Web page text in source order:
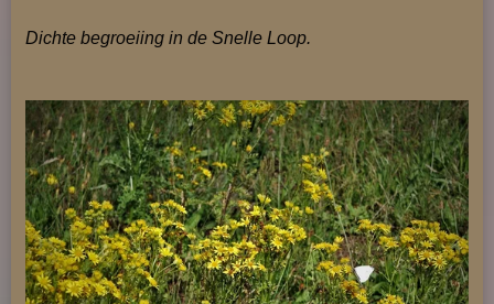
Dichte begroeiing in de Snelle Loop.